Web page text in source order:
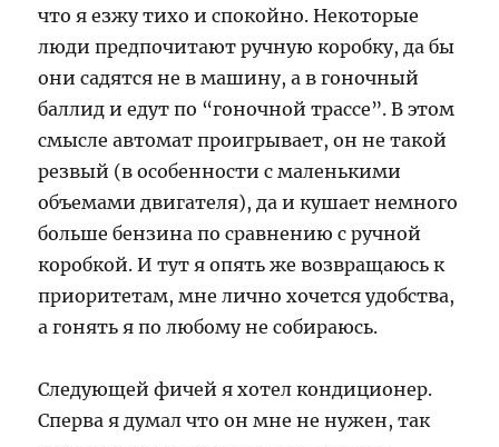
что я езжу тихо и спокойно. Некоторые
люди предпочитают ручную коробку, да бы
они садятся не в машину, а в гоночный
баллид и едут по “гоночной трассе”. В этом
смысле автомат проигрывает, он не такой
резвый (в особенности с маленькими
объемами двигателя), да и кушает немного
больше бензина по сравнению с ручной
коробкой. И тут я опять же возвращаюсь к
приоритетам, мне лично хочется удобства,
а гонять я по любому не собираюсь.
Следующей фичей я хотел кондиционер.
Сперва я думал что он мне не нужен, так